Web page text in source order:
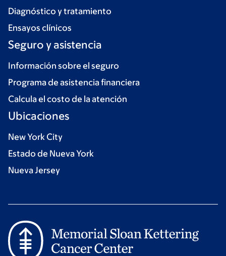
Diagnóstico y tratamiento
Ensayos clínicos
Seguro y asistencia
Información sobre el seguro
Programa de asistencia financiera
Calcula el costo de la atención
Ubicaciones
New York City
Estado de Nueva York
Nueva Jersey